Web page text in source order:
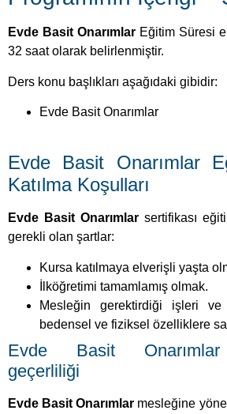
Evde Basit Onarımlar Eğitim Süresi
32 saat olarak belirlenmiştir.
Ders konu başlıkları aşağıdaki gibidir:
Evde Basit Onarımlar
Evde Basit Onarımlar
Katılma Koşulları
Evde Basit Onarımlar sertifikası
gerekli olan şartlar:
Kursa katılmaya elverişli yaşta
İlköğretimi tamamlamış olmak.
Mesleğin gerektirdiği işleri ve
bedensel ve fiziksel özelliklere
Evde Basit Onarımlar
geçerliliği
Evde Basit Onarımlar mesleğine